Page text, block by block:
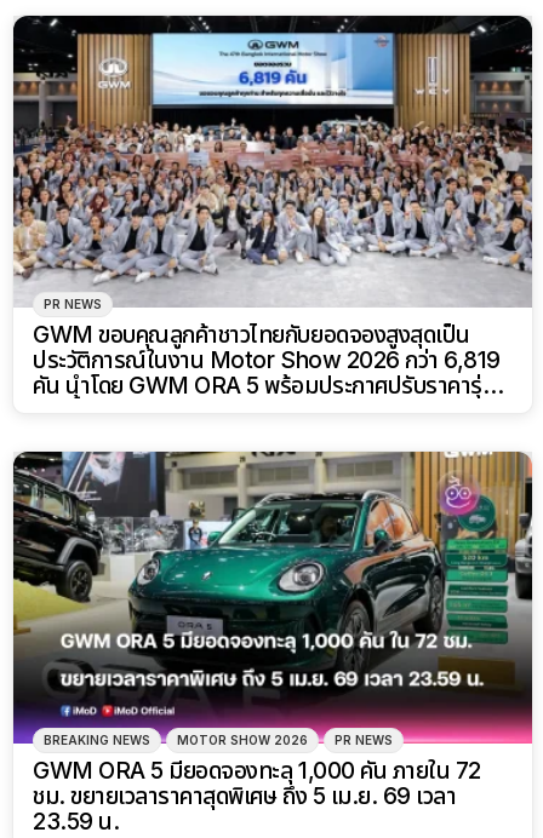
PR NEWS
GWM ขอบคุณลูกค้าชาวไทยกับยอดจองสูงสุดเป็น
ประวัติการณ์ในงาน Motor Show 2026 กว่า 6,819
คัน นำโดย GWM ORA 5 พร้อมประกาศปรับราคารุ่น
BREAKING NEWS MOTOR SHOW 2026 PR NEWS
GWM ORA 5 มียอดจองทะลุ 1,000 คัน ภายใน 72
ชม. ขยายเวลาราคาสุดพิเศษ ถึง 5 เม.ย. 69 เวลา
23.59 น.